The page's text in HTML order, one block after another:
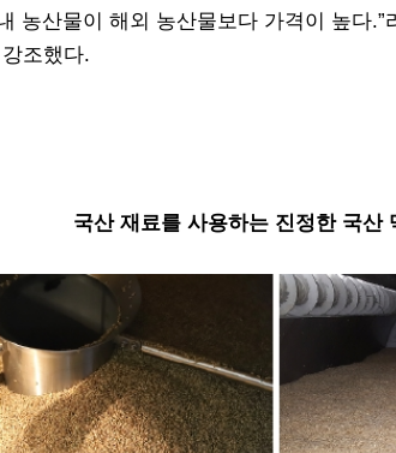
농산물이 해외 농산물보다 가격이 높다
조했다.
국산 재료를 사용하는 진정한 국산